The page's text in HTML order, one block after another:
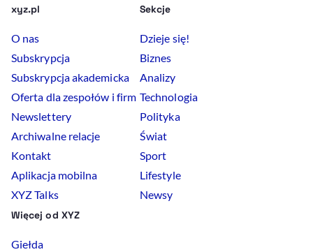
xyz.pl
O nas
Subskrypcja
Subskrypcja akademicka
Oferta dla zespołów i firm
Newslettery
Archiwalne relacje
Kontakt
Aplikacja mobilna
XYZ Talks
Sekcje
Dzieje się!
Biznes
Analizy
Technologia
Polityka
Świat
Sport
Lifestyle
Newsy
Więcej od XYZ
Giełda